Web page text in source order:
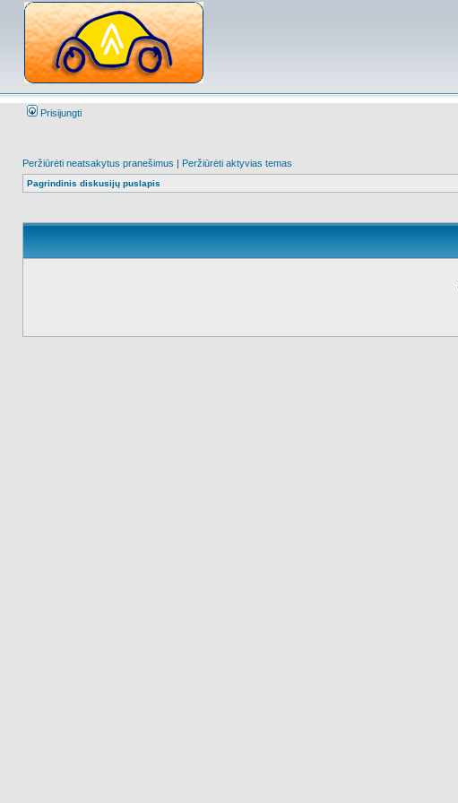
Prisijungti
Peržiūrėti neatsakytus pranešimus | Peržiūrėti aktyvias temas
Pagrindinis diskusijų puslapis